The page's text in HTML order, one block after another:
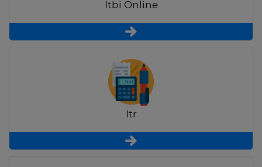
Itbi Online
Itr